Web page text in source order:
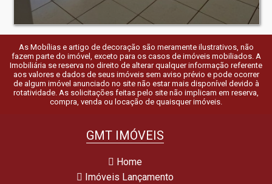
As Mobílias e artigo de decoração são meramente ilustrativos, não
fazem parte do imóvel, exceto para os casos de imóveis mobiliados. A
Imobiliária se reserva no direito de alterar qualquer informação referente
aos valores e dados de seus imóveis sem aviso prévio e pode ocorrer
de algum imóvel anunciado no site não estar mais disponível devido à
rotatividade. As solicitações feitas pelo site não implicam em reserva,
compra, venda ou locação de quaisquer imóveis.
GMT IMÓVEIS
Home
Imóveis Lançamento